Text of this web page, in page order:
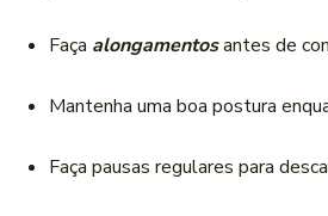
Faça alongamentosantes de
Mantenha uma boa postura
Faça pausas regulares para